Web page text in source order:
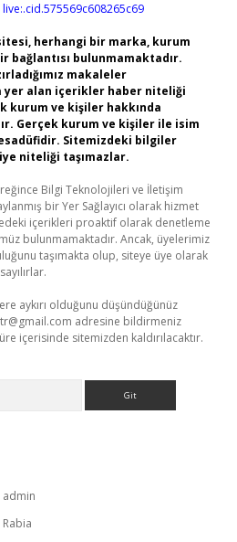
live:.cid.575569c608265c69
herhangi bir marka, kurum
bağlantısı bulunmamaktadır.
makaleler
yer alan içerikler haber niteliği
kurum ve kişiler hakkında
Gerçek kurum ve kişiler ile isim
Sitemizdeki bilgiler
niteliği taşımazlar.
Bilgi Teknolojileri ve İletişim
bir Yer Sağlayıcı olarak hizmet
içerikleri proaktif olarak denetleme
bulunmamaktadır. Ancak, üyelerimiz
taşımakta olup, siteye üye olarak
aykırı olduğunu düşündüğünüz
adresine bildirmeniz
içerisinde sitemizden kaldırılacaktır.
admin
Rabia